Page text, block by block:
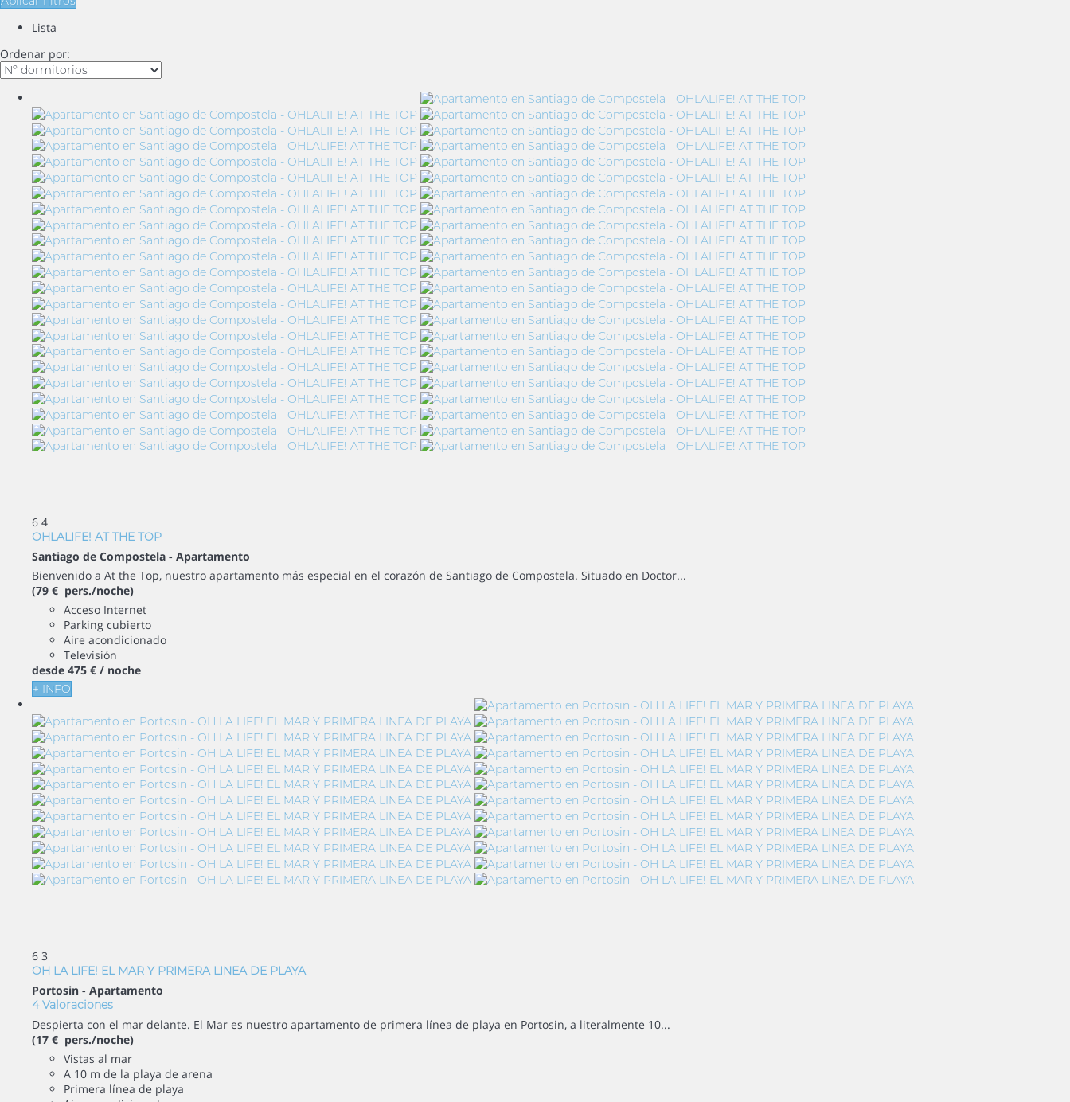
Lista
Ordenar por:
6 4
OHLALIFE! AT THE TOP
Santiago de Compostela - Apartamento
Bienvenido a At the Top, nuestro apartamento más especial en el corazón de Santiago de Compostela. Situado en Doctor...
(79 € pers./noche)
Acceso Internet
Parking cubierto
Aire acondicionado
Televisión
desde 475 € / noche
+ INFO
6 3
OH LA LIFE! EL MAR Y PRIMERA LINEA DE PLAYA
Portosin - Apartamento
4 Valoraciones
Despierta con el mar delante. El Mar es nuestro apartamento de primera línea de playa en Portosin, a literalmente 10...
(17 € pers./noche)
Vistas al mar
A 10 m de la playa de arena
Primera línea de playa